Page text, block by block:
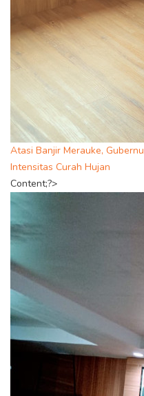
Atasi Banjir Merauke,
Intensitas Curah Hujan
Content;?>